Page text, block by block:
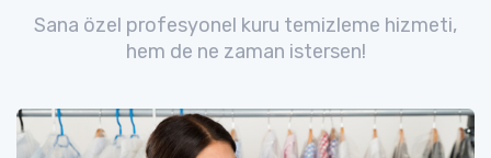
Sana özel profesyonel kuru temizleme hizmeti,
hem de ne zaman istersen!